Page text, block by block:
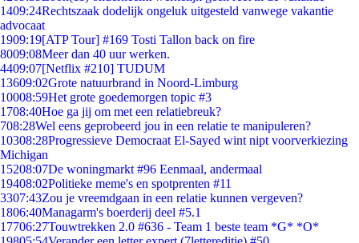
1409:24Rechtszaak dodelijk ongeluk uitgesteld vanwege vakantie
advocaat
1909:19[ATP Tour] #169 Tosti Tallon back on fire
8009:08Meer dan 40 uur werken.
4409:07[Netflix #210] TUDUM
13609:02Grote natuurbrand in Noord-Limburg
10008:59Het grote goedemorgen topic #3
1708:40Hoe ga jij om met een relatiebreuk?
708:28Wel eens geprobeerd jou in een relatie te manipuleren?
10308:28Progressieve Democraat El-Sayed wint nipt voorverkiezing
Michigan
15208:07De woningmarkt #96 Eenmaal, andermaal
19408:02Politieke meme's en spotprenten #11
3307:43Zou je vreemdgaan in een relatie kunnen vergeven?
1806:40Managarm's boerderij deel #5.1
17706:27Touwtrekken 2.0 #636 - Team 1 beste team *G* *O*